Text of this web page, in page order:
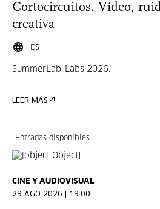
Cortocircuitos. Vídeo,
creativa
ES
SummerLab_Labs 2026.
LEER MÁS
Entradas disponibles
CINE Y AUDIOVISUAL
29 AGO 2026 | 19:00